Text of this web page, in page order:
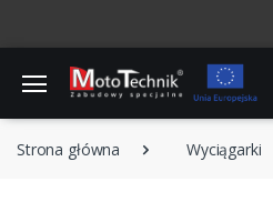
Strona główna Wyciągarki